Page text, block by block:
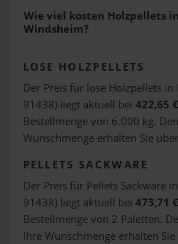
Wie viel kosten Holzpellets
Windsheim?
LOSE HOLZPELLETS
Der Preis für lose Holzpellets in
91438) liegt aktuell bei 422,65
Bestellmenge von 6.000 kg.
Wunschmenge erhalten Sie
PELLETS SACKWARE
Der Preis für Pellets Sackware
91438) liegt aktuell bei 473,71
Bestellmenge von 2 Paletten.
Ihre Wunschmenge erhalten